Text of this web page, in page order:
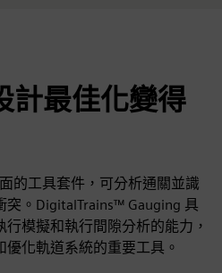
計最佳化變得
的工具套件，可分析通關並識
。DigitalTrains™ Gauging 具
模擬和執行間隙分析的能力，
化軌道系統的重要工具。